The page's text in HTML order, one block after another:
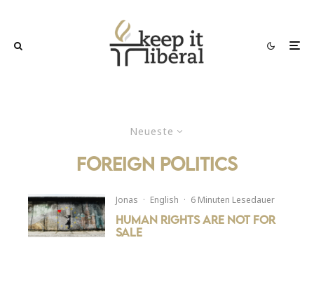
Neueste
foreign politics
Jonas · English · 6 Minuten Lesedauer
Human Rights are not for
Sale